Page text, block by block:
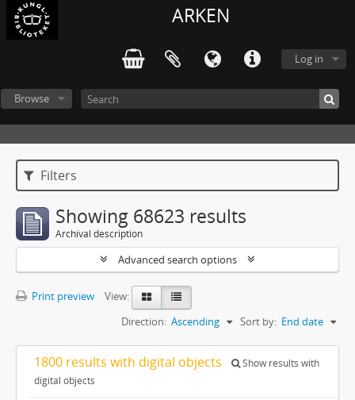
ARKEN
Log in
Browse
Filters
Showing 68623 results
Archival description
Advanced search options
Print preview
View:
Sort by: End date
Direction: Ascending
1800 results with digital objects
Show results with
digital objects